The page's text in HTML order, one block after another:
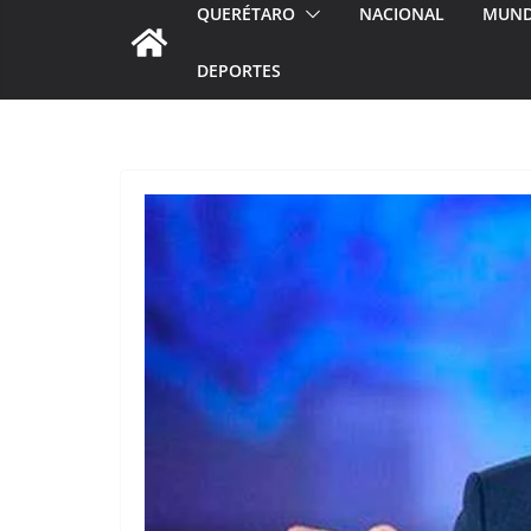
QUERÉTARO NACIONAL
DEPORTES